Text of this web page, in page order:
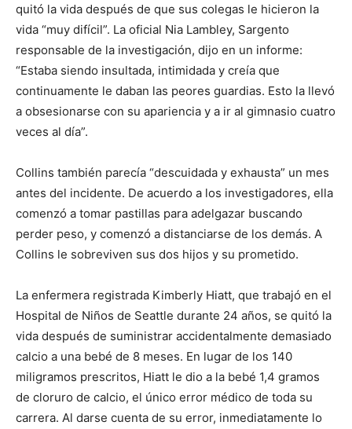
quitó la vida después de que sus colegas le hicieron la
vida “muy difícil”. La oficial Nia Lambley, Sargento
responsable de la investigación, dijo en un informe:
“Estaba siendo insultada, intimidada y creía que
continuamente le daban las peores guardias. Esto la llevó
a obsesionarse con su apariencia y a ir al gimnasio cuatro
veces al día”.
Collins también parecía “descuidada y exhausta” un mes
antes del incidente. De acuerdo a los investigadores, ella
comenzó a tomar pastillas para adelgazar buscando
perder peso, y comenzó a distanciarse de los demás. A
Collins le sobreviven sus dos hijos y su prometido.
La enfermera registrada Kimberly Hiatt, que trabajó en el
Hospital de Niños de Seattle durante 24 años, se quitó la
vida después de suministrar accidentalmente demasiado
calcio a una bebé de 8 meses. En lugar de los 140
miligramos prescritos, Hiatt le dio a la bebé 1,4 gramos
de cloruro de calcio, el único error médico de toda su
carrera. Al darse cuenta de su error, inmediatamente lo